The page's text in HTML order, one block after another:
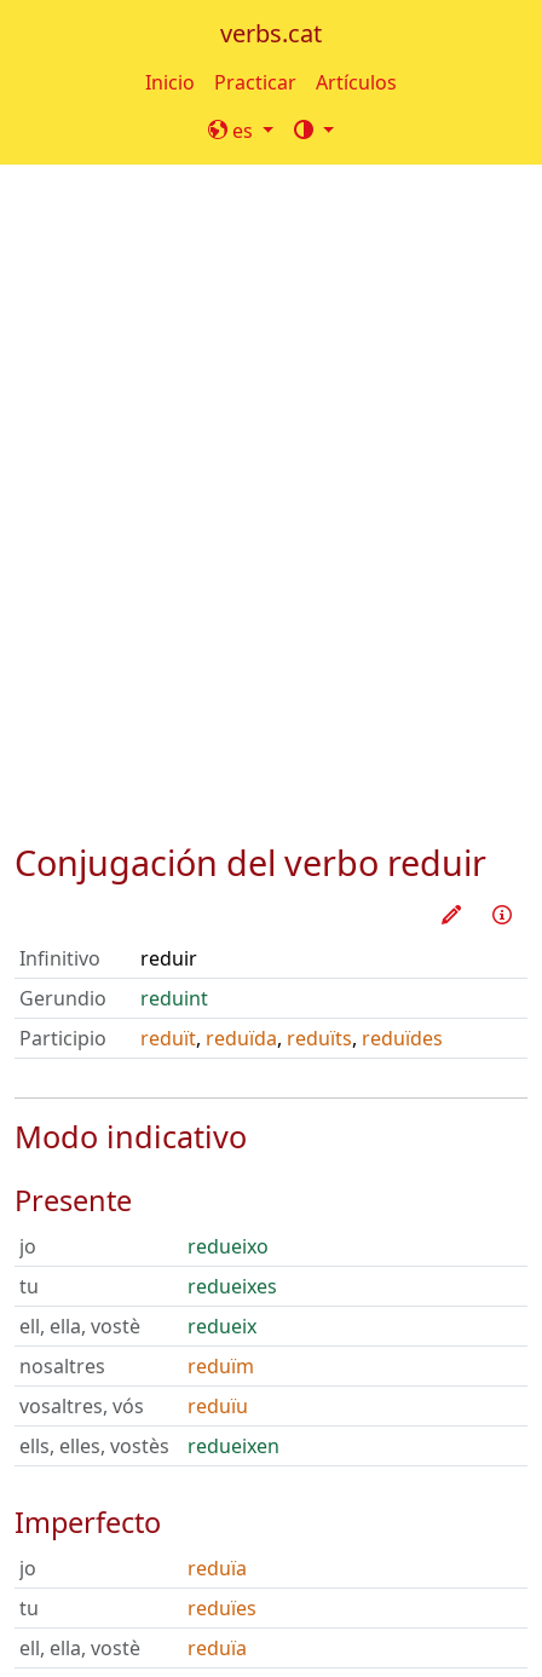
verbs.cat
Inicio Practicar
Artículos
es
Conjugación del verbo reduir
Infinitivo
reduir
Gerundio
reduint
Participio
reduït, reduïda, reduïts, reduïdes
Modo indicativo
Presente
jo
redueixo
tu
redueixes
ell, ella, vostè
redueix
nosaltres
reduïm
vosaltres, vós
reduïu
ells, elles, vostès
redueixen
Imperfecto
jo
reduïa
tu
reduïes
ell, ella, vostè
reduïa